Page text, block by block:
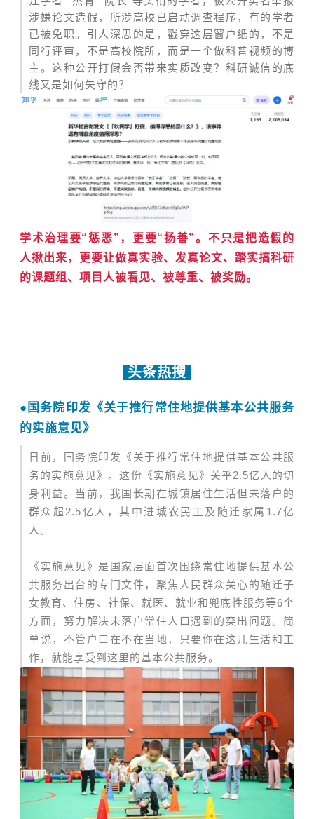
涉嫌论文造假，所涉高校已启动调查程序，有的学者
已被免职。引人深思的是，戳穿这层窗户纸的，不是
同行评审，不是高校院所，而是一个做科普视频的博
主。这种公开打假会否带来实质改变？科研诚信的底
线又是如何失守的？
学术治理要“惩恶”，更要“扬善”。不只是把造假的
人揪出来，更要让做真实验、发真论文、踏实搞科研
的课题组、项目人被看见、被尊重、被奖励。
头条热搜
● 国务院印发《关于推行常住地提供基本公共服务
的实施意见》
日前，
国务院印发《关于推行常住地提供基本公共服
务的实施意见》。这份《实施意见》关乎2.5亿人的切
身利益。当前，我国长期在城镇居住生活但未落户的
群众超2.5亿人，其中进城农民工及随迁家属1.7亿
人。
《实施意见》是国家层面首次围绕常住地提供基本公
共服务出台的专门文件，聚焦人民群众关心的随迁子
女教育、住房、社保、就医、就业和兜底性服务等6个
方面，努力解决未落户常住人口遇到的突出问题。简
单说，不管户口在不在当地，只要你在这儿生活和工
作，就能享受到这里的基本公共服务。